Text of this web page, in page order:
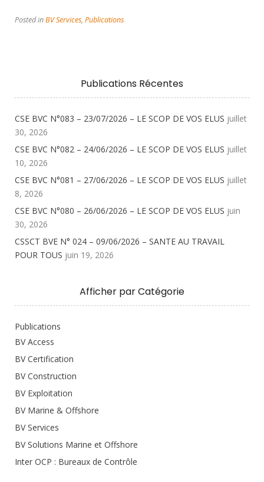
Posted inBV Services, Publications
Publications Récentes
CSE BVC N°083 – 23/07/2026 – LE SCOP DE VOS ELUS juillet
30, 2026
CSE BVC N°082 – 24/06/2026 – LE SCOP DE VOS ELUS juillet
10, 2026
CSE BVC N°081 – 27/06/2026 – LE SCOP DE VOS ELUS juillet
8, 2026
CSE BVC N°080 – 26/06/2026 – LE SCOP DE VOS ELUS juin
30, 2026
CSSCT BVE N° 024 – 09/06/2026 – SANTE AU TRAVAIL
POUR TOUS juin 19, 2026
Afficher par Catégorie
Publications
BV Access
BV Certification
BV Construction
BV Exploitation
BV Marine & Offshore
BV Services
BV Solutions Marine et Offshore
Inter OCP : Bureaux de Contrôle